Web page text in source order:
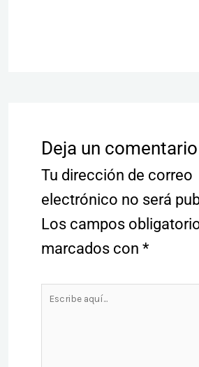
Deja un comentario
Tu dirección de correo
electrónico no será
Los campos
marcados con *
Escribe